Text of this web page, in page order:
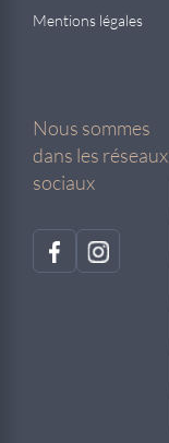
Mentions légales
Nous sommes
dans les réseaux
sociaux